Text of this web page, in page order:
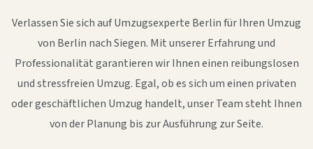
Verlassen Sie sich auf Umzugsexperte Berlin für Ihren Umzug
von Berlin nach Siegen. Mit unserer Erfahrung und
Professionalität garantieren wir Ihnen einen reibungslosen
und stressfreien Umzug. Egal, ob es sich um einen privaten
oder geschäftlichen Umzug handelt, unser Team steht Ihnen
von der Planung bis zur Ausführung zur Seite.